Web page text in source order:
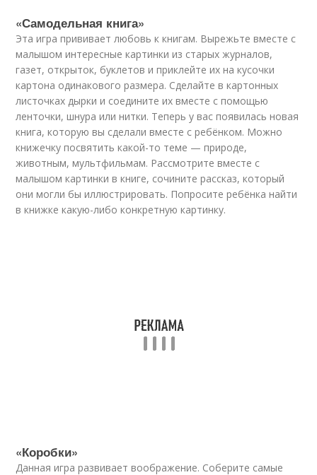
«Самодельная книга»
Эта игра прививает любовь к книгам. Вырежьте вместе с
малышом интересные картинки из старых журналов,
газет, открыток, буклетов и приклейте их на кусочки
картона одинакового размера. Сделайте в картонных
листочках дырки и соедините их вместе с помощью
ленточки, шнура или нитки. Теперь у вас появилась новая
книга, которую вы сделали вместе с ребёнком. Можно
книжечку посвятить какой-то теме — природе,
животным, мультфильмам. Рассмотрите вместе с
малышом картинки в книге, сочините рассказ, который
они могли бы иллюстрировать. Попросите ребёнка найти
в книжке какую-либо конкретную картинку.
«Коробки»
Данная игра развивает воображение. Соберите самые